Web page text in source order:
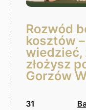
Rozwód
kosztów
wiedzieć,
złożysz
Gorzów
31